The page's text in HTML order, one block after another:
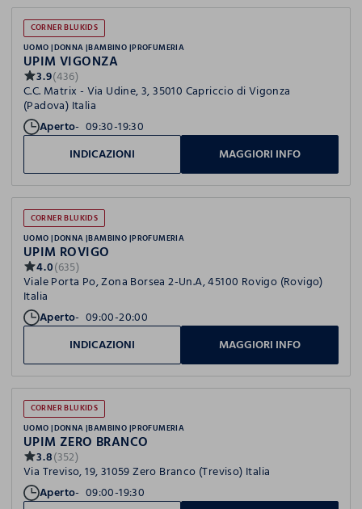
CORNER BLUKIDS
UOMO DONNA BAMBINO PROFUMERIA
UPIM VIGONZA
3.9(436)
C.C. Matrix - Via Udine, 3, 35010 Capriccio di Vigonza
(Padova) Italia
Aperto 09:30-19:30
INDICAZIONI
MAGGIORI INFO
CORNER BLUKIDS
UOMO DONNA BAMBINO PROFUMERIA
UPIM ROVIGO
4.0(635)
Viale Porta Po, Zona Borsea 2-Un.A, 45100 Rovigo (Rovigo)
Italia
Aperto 09:00-20:00
INDICAZIONI
MAGGIORI INFO
CORNER BLUKIDS
UOMO DONNA BAMBINO PROFUMERIA
UPIM ZERO BRANCO
3.8(352)
Via Treviso, 19, 31059 Zero Branco (Treviso) Italia
Aperto 09:00-19:30